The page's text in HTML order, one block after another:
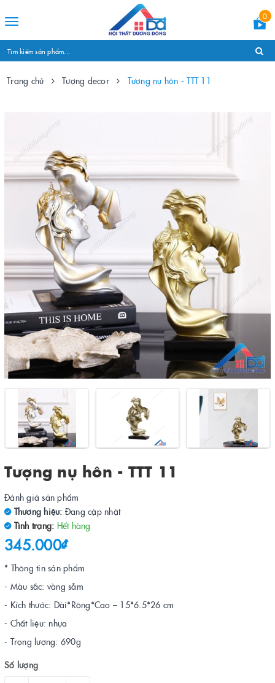
Toggle
0
Trang chủ Tượng decor Tượng nụ hôn - TTT 11
Tượng nụ hôn - TTT 11
Đánh giá sản phẩm
Thương hiệu: Đang cập nhật
Tình trạng: Hết hàng
345.000₫
* Thông tin sản phẩm
- Màu sắc: vàng sẫm
- Kích thước: Dài*Rộng*Cao – 15*6.5*26 cm
- Chất liệu: nhựa
- Trọng lượng: 690g
Số lượng